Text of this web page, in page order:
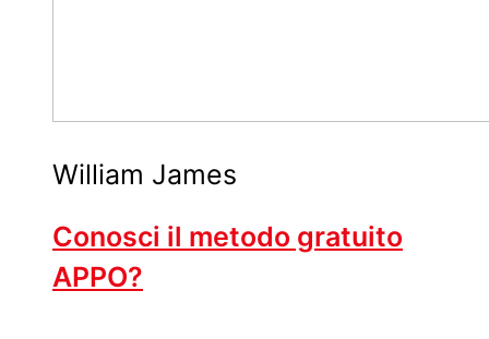
William James
Conosci il metodo gratuito
APPO?